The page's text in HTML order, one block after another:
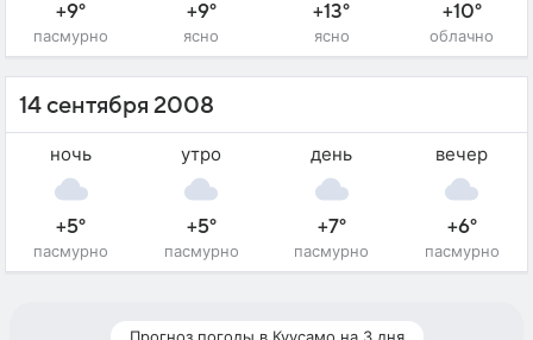
+9°
пасмурно
+9°
ясно
+13°
ясно
+10°
облачно
14 сентября 2008
ночь
+5°
пасмурно
утро
+5°
пасмурно
день
+7°
пасмурно
вечер
+6°
пасмурно